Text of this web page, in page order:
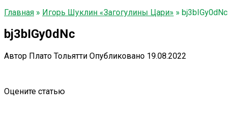
Главная » Игорь Шуклин «Загогулины Цари» » bj3bIGy0dNc
bj3bIGy0dNc
Автор Плато Тольятти Опубликовано 19.08.2022
Оцените статью